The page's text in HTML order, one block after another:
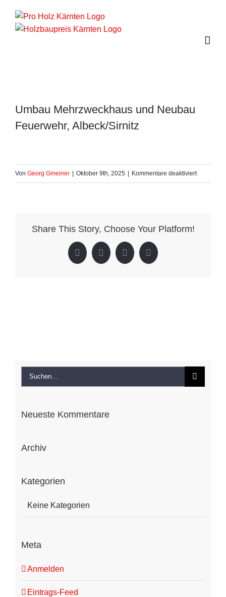
Inhalt
springen
Umbau Mehrzweckhaus und Neubau
Feuerwehr, Albeck/Sirnitz
Von Georg Gmeiner | Oktober 9th, 2025 | Kommentare deaktiviertfür
Umbau
Share This Story, Choose Your Platform!
Facebook
X LinkedInPinterest
Suche
nach:
Neueste Kommentare
Archiv
Kategorien
Keine Kategorien
Meta
Anmelden
Eintrags-Feed